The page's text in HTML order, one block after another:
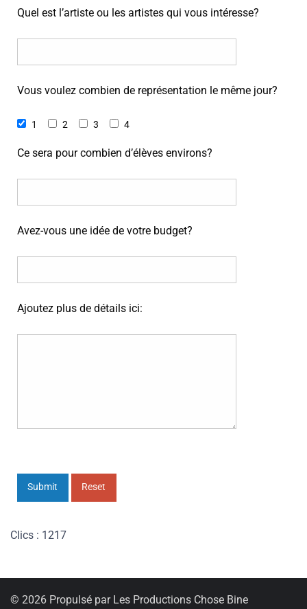
Quel est l’artiste ou les artistes qui vous intéresse?
Vous voulez combien de représentation le même jour?
1 2 3 4
Ce sera pour combien d’élèves environs?
Avez-vous une idée de votre budget?
Ajoutez plus de détails ici:
Submit Reset
Clics : 1217
© 2026 Propulsé par Les Productions Chose Bine